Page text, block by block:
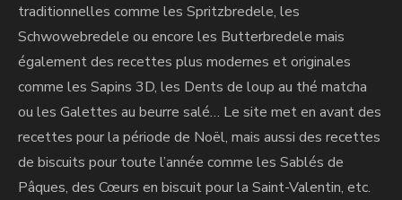
traditionnelles comme les Spritzbredele, les
Schwowebredele ou encore les Butterbredele mais
également des recettes plus modernes et originales
comme les Sapins 3D, les Dents de loup au thé matcha
ou les Galettes au beurre salé… Le site met en avant des
recettes pour la période de Noël, mais aussi des recettes
de biscuits pour toute l’année comme les Sablés de
Pâques, des Cœurs en biscuit pour la Saint-Valentin, etc.